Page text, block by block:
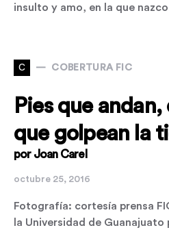
insulto y amo, en la que
C COBERTURA FIC
Pies que
que golpean la
por Joan Carel
octubre 25, 2016
Fotografía: cortesía prensa
la Universidad de